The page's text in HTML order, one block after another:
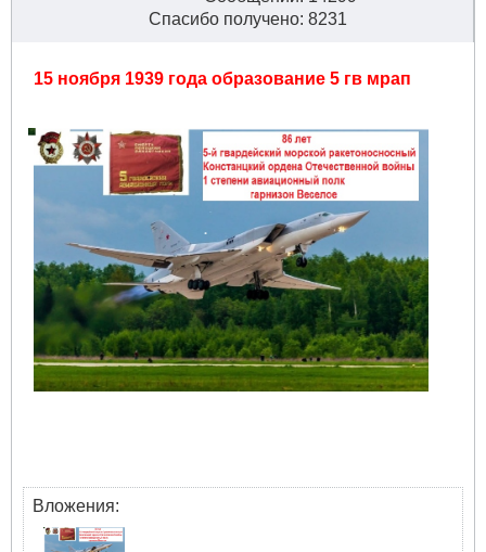
Спасибо получено: 8231
15 ноября 1939 года образование 5 гв мрап
Вложения: